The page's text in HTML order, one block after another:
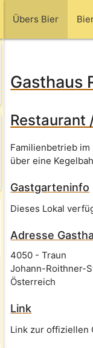
Übers Bier
Gasthaus
Restaurant
Familienbetrieb
über eine
Gastgarteninfo
Dieses Lokal
Adresse
4050 -Traun
Johann-Roithner-
Österreich
Link
Link zur offiziellen